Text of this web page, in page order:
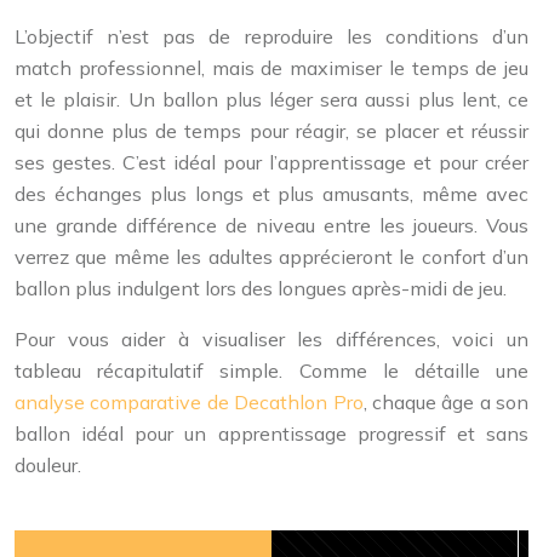
L’objectif n’est pas de reproduire les conditions d’un
match professionnel, mais de maximiser le temps de jeu
et le plaisir. Un ballon plus léger sera aussi plus lent, ce
qui donne plus de temps pour réagir, se placer et réussir
ses gestes. C’est idéal pour l’apprentissage et pour créer
des échanges plus longs et plus amusants, même avec
une grande différence de niveau entre les joueurs. Vous
verrez que même les adultes apprécieront le confort d’un
ballon plus indulgent lors des longues après-midi de jeu.
Pour vous aider à visualiser les différences, voici un
tableau récapitulatif simple. Comme le détaille une
analyse comparative de Decathlon Pro, chaque âge a son
ballon idéal pour un apprentissage progressif et sans
douleur.